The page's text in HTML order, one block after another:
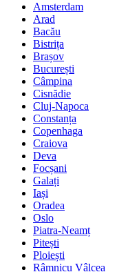
Amsterdam
Arad
Bacău
Bistrița
Brașov
București
Câmpina
Cisnădie
Cluj-Napoca
Constanța
Copenhaga
Craiova
Deva
Focșani
Galați
Iași
Oradea
Oslo
Piatra-Neamț
Pitești
Ploiești
Râmnicu Vâlcea